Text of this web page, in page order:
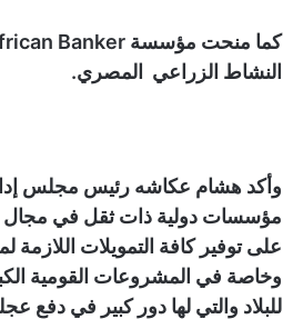
النشاط الزراعي المصري.
وأكد هشام عكاشه رئيس مجلس
مؤسسات دولية ذات ثقل في مجال
على توفير كافة التمويلات
وخاصة في المشروعات القومية
للبلاد والتي لها دور كبير في دفع